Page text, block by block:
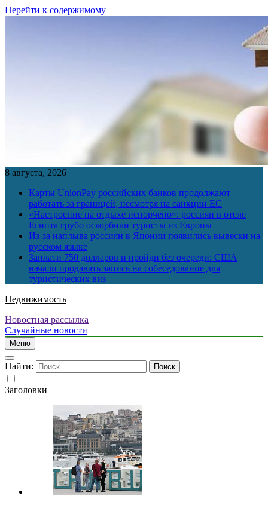
Перейти к содержимому
8 августа, 2026
Карты UnionPay российских банков продолжают
работать за границей, несмотря на санкции ЕС
«Настроение на отдыхе испорчено»: россиян в отеле
Египта грубо оскорбили туристы из Европы
Из-за наплыва россиян в Японии появились вывески на
русском языке
Заплати 750 долларов и пройди без очереди: США
начали продавать запись на собеседование для
туристических виз
Недвижимость
Новостная рассылка
Случайные новости
Меню
Найти:
Заголовки